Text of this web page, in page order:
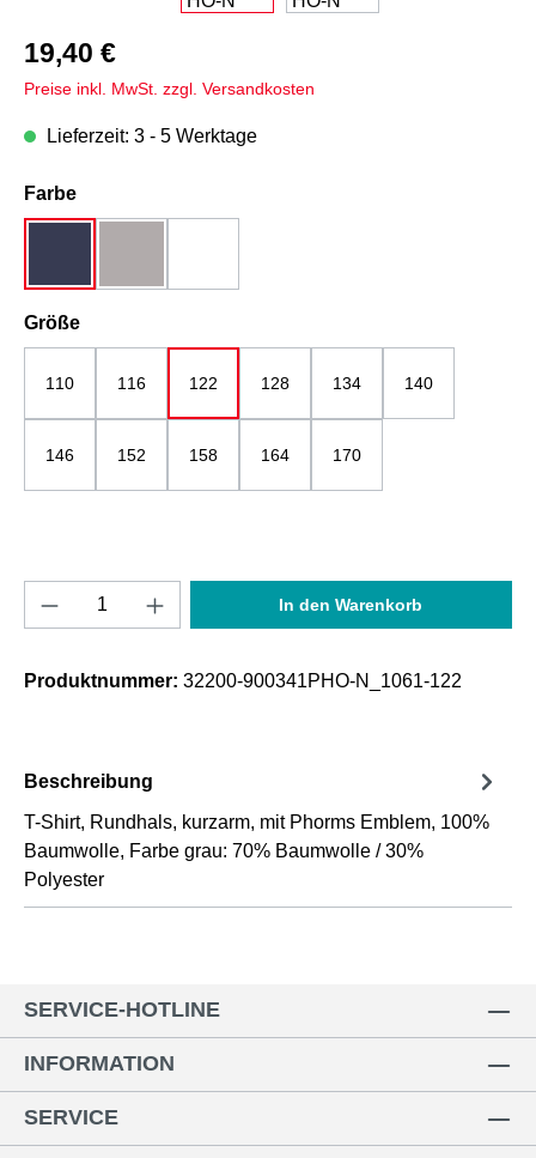
19,40 €
Preise inkl. MwSt. zzgl. Versandkosten
Lieferzeit: 3 - 5 Werktage
Farbeauswählen
Größeauswählen
110 116 122 128 134 140
146 152 158 164 170
Produkt Anzahl: Gib den gewünschten
In den Warenkorb
Produktnummer: 32200-900341PHO-N_1061-122
Beschreibung
T-Shirt, Rundhals, kurzarm, mit Phorms Emblem, 100%
Baumwolle, Farbe grau: 70% Baumwolle / 30%
Polyester
SERVICE-HOTLINE
INFORMATION
SERVICE